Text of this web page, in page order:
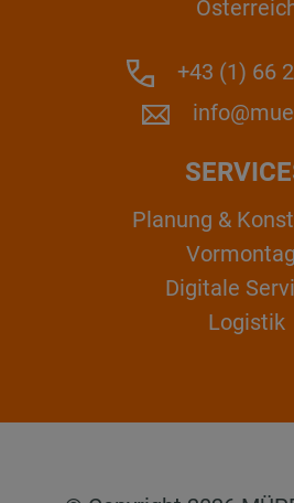
+43 (1) 66
Planung &
Digitale
Logistik